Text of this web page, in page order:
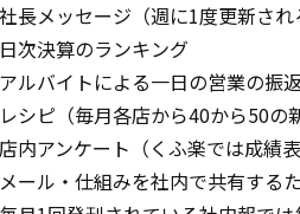
長メッセージ（週に1度更新され
次決算のランキング
ルバイトによる一日の営業の振
シピ（毎月各店から40から50の
内アンケート（くふ楽では成績
ール・仕組みを社内で共有する